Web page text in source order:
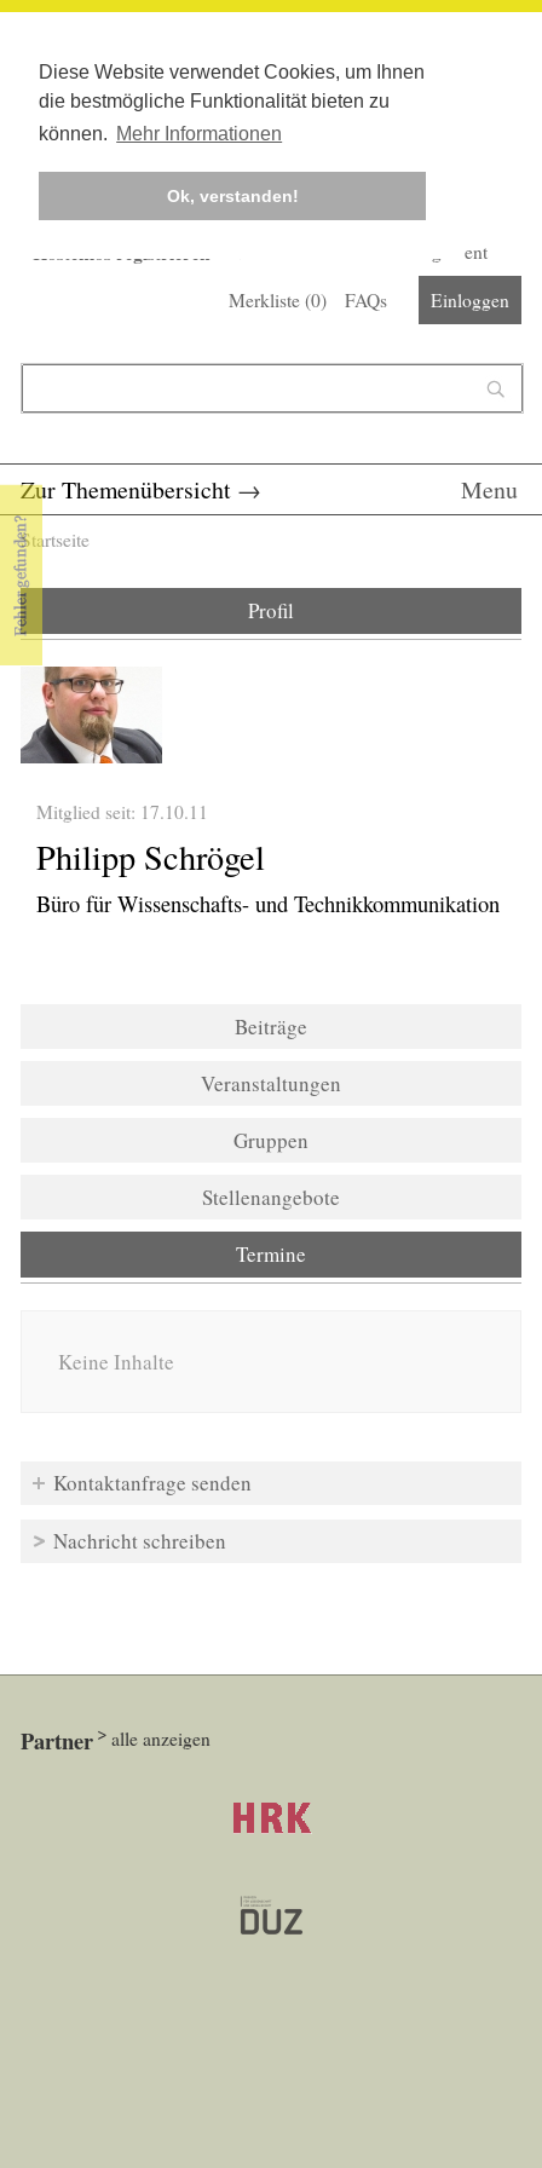
Diese Website verwendet Cookies, um Ihnen
die bestmögliche Funktionalität bieten zu
können. Mehr Informationen
Ok, verstanden!
Kostenlos registrieren
Corona-Management
Merkliste (0) FAQs Einloggen
Zur Themenübersicht → Menu
Sie sind hier
Startseite
Profil
Mitglied seit: 17.10.11
Philipp Schrögel
Büro für Wissenschafts- und Technikkommunikation
Beiträge
Veranstaltungen
Gruppen
Stellenangebote
Termine
Keine Inhalte
Kontaktanfrage senden
Nachricht schreiben
Partner alle anzeigen